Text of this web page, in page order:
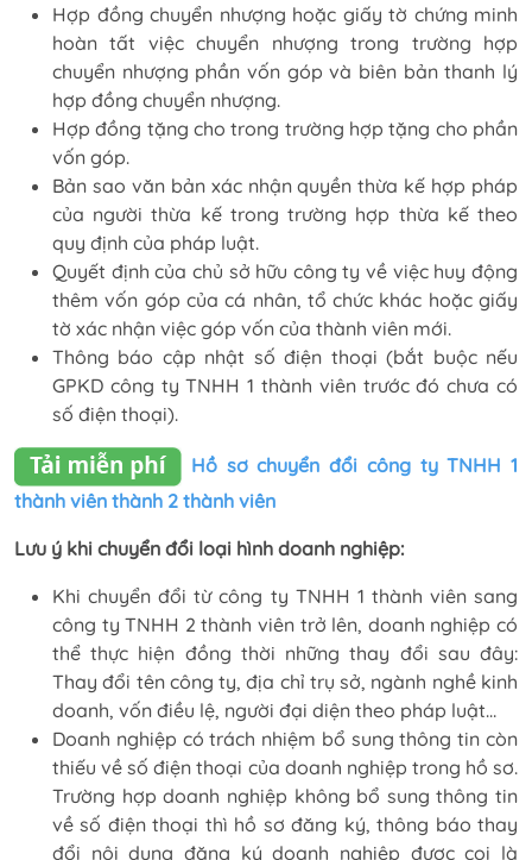
Hợp đồng chuyển nhượng hoặc giấy tờ chứng minh
hoàn tất việc chuyển nhượng trong trường hợp
chuyển nhượng phần vốn góp và biên bản thanh lý
hợp đồng chuyển nhượng.
Hợp đồng tặng cho trong trường hợp tặng cho phần
vốn góp.
Bản sao văn bản xác nhận quyền thừa kế hợp pháp
của người thừa kế trong trường hợp thừa kế theo
quy định của pháp luật.
Quyết định của chủ sở hữu công ty về việc huy động
thêm vốn góp của cá nhân, tổ chức khác hoặc giấy
tờ xác nhận việc góp vốn của thành viên mới.
Thông báo cập nhật số điện thoại (bắt buộc nếu
GPKD công ty TNHH 1 thành viên trước đó chưa có
số điện thoại).
Hồ sơ chuyển đổi công ty TNHH 1
thành viên thành 2 thành viên
Lưu ý khi chuyển đổi loại hình doanh nghiệp:
Khi chuyển đổi từ công ty TNHH 1 thành viên sang
công ty TNHH 2 thành viên trở lên, doanh nghiệp có
thể thực hiện đồng thời những thay đổi sau đây:
Thay đổi tên công ty, địa chỉ trụ sở, ngành nghề kinh
doanh, vốn điều lệ, người đại diện theo pháp luật…
Doanh nghiệp có trách nhiệm bổ sung thông tin còn
thiếu về số điện thoại của doanh nghiệp trong hồ sơ.
Trường hợp doanh nghiệp không bổ sung thông tin
về số điện thoại thì hồ sơ đăng ký, thông báo thay
đổi nội dung đăng ký doanh nghiệp được coi là